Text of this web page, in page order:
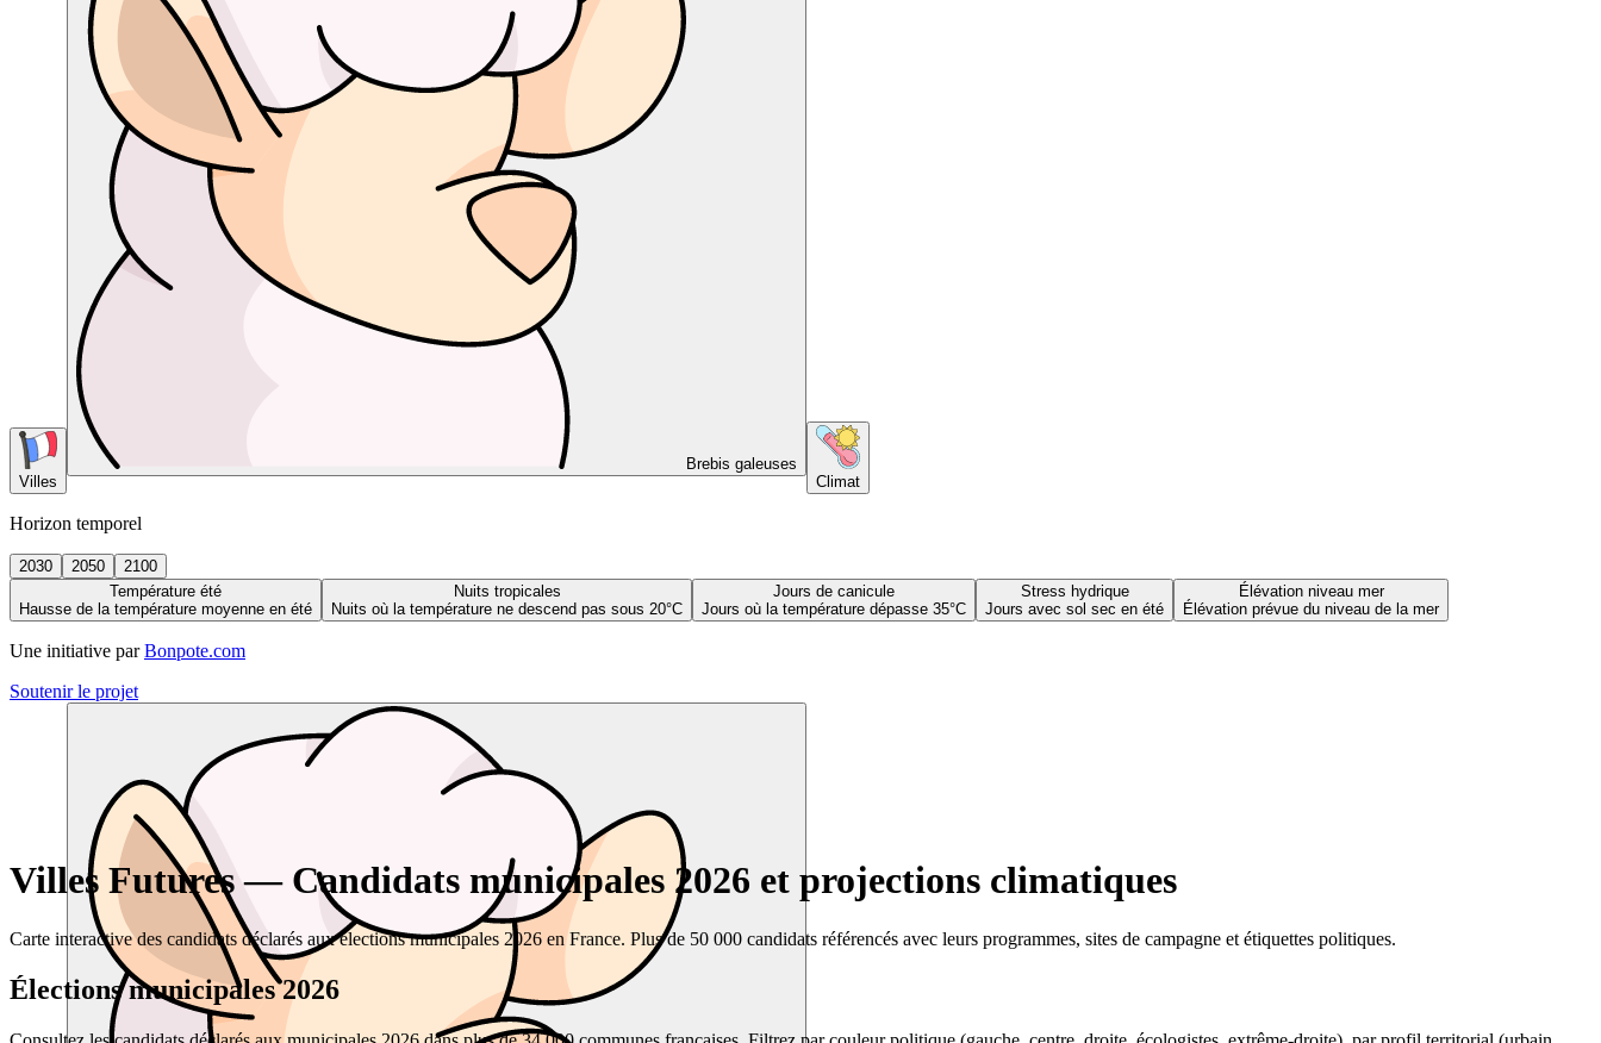
Villes
Brebis galeuses
Climat
Horizon temporel
2030 2050
2100
Température été
Hausse de la température moyenne en été
Nuits tropicales
Nuits où la température ne descend pas sous 20°C
Jours de canicule
Jours où la température dépasse 35°C
Stress hydrique
Jours avec sol sec en été
Élévation niveau mer
Élévation prévue du niveau de la mer
Une initiative par Bonpote.com
Soutenir le projet
Villes Futures — Candidats municipales 2026 et projections climatiques
Carte interactive des candidats déclarés aux élections municipales 2026 en France. Plus de 50 000 candidats référencés avec leurs programmes, sites de campagne et étiquettes politiques.
Élections municipales 2026